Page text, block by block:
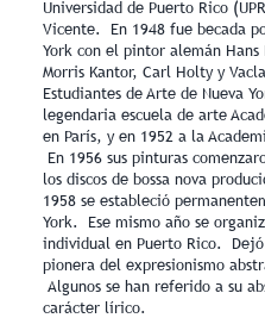
Universidad de Puerto Rico
Vicente. En 1948 fue becada
York con el pintor alemán
Morris Kantor, Carl Holty y
Estudiantes de Arte de Nueva
legendaria escuela de arte
en París, y en 1952 a la
En 1956 sus pinturas
los discos de bossa nova
1958 se estableció
York. Ese mismo año se
individual en Puerto Rico.
pionera del expresionismo
Algunos se han referido a su
carácter lírico.